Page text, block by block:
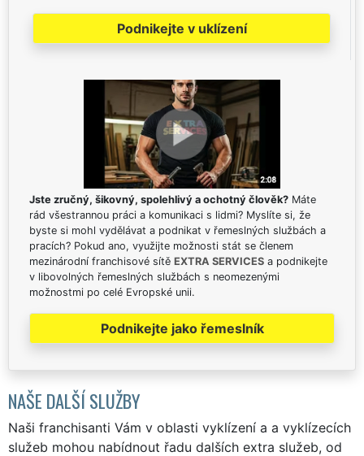
Podnikejte v uklízení
Jste zručný, šikovný, spolehlivý a ochotný člověk? Máte
rád všestrannou práci a komunikaci s lidmi? Myslíte si, že
byste si mohl vydělávat a podnikat v řemeslných službách a
pracích? Pokud ano, využijte možnosti stát se členem
mezinárodní franchisové sítě EXTRA SERVICES a podnikejte
v libovolných řemeslných službách s neomezenými
možnostmi po celé Evropské unii.
Podnikejte jako řemeslník
NAŠE DALŠÍ SLUŽBY
Naši franchisanti Vám v oblasti vyklízení a a vyklízecích
služeb mohou nabídnout řadu dalších extra služeb, od